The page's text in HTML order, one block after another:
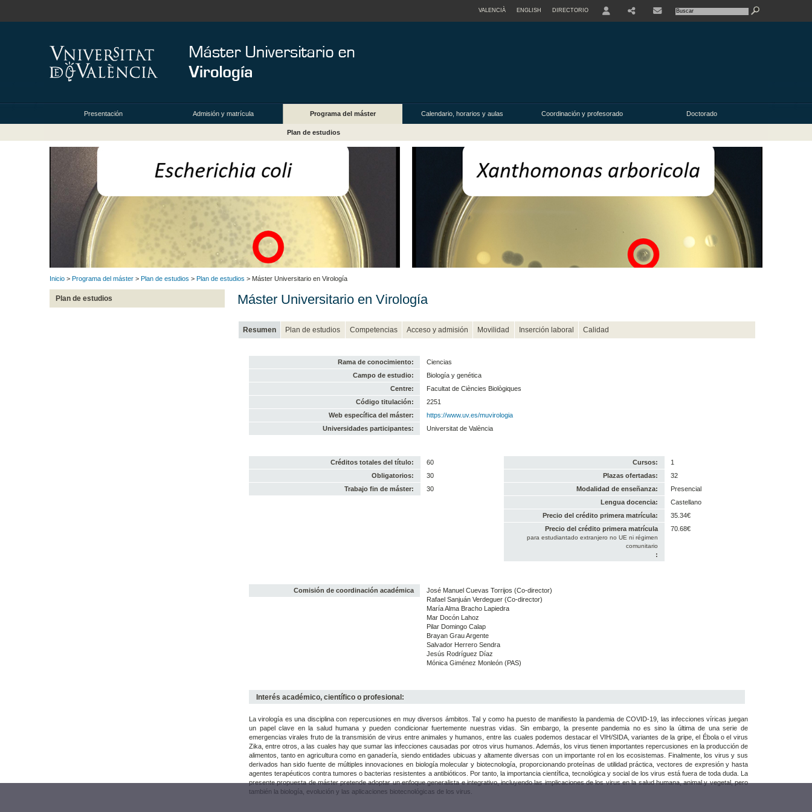
VALENCIÀ ENGLISH DIRECTORIO
Presentación Admisión y matrícula Programa del máster Calendario, horarios y aulas Coordinación y profesorado Doctorado
Plan de estudios
Inicio > Programa del máster > Plan de estudios > Plan de estudios > Máster Universitario en Virología
Plan de estudios Máster Universitario en Virología
Resumen Plan de estudios Competencias Acceso y admisión Movilidad Inserción laboral Calidad
Rama de conocimiento:
Ciencias
Campo de estudio:
Biología y genética
Centre:
Facultat de Ciències Biològiques
Código titulación:
2251
Web específica del máster:
https://www.uv.es/muvirologia
Universidades participantes:
Universitat de València
Créditos totales del título:
60
Obligatorios:
30
Trabajo fin de máster:
30
Cursos:
1
Plazas ofertadas:
32
Modalidad de enseñanza:
Presencial
Lengua docencia:
Castellano
Precio del crédito primera matrícula:
35.34€
Precio del crédito primera matrícula
para estudiantado extranjero no UE ni régimen
comunitario
:
70.68€
Comisión de coordinación académica
José Manuel Cuevas Torrijos (Co-director)
Rafael Sanjuán Verdeguer (Co-director)
María Alma Bracho Lapiedra
Mar Docón Lahoz
Pilar Domingo Calap
Brayan Grau Argente
Salvador Herrero Sendra
Jesús Rodríguez Díaz
Mónica Giménez Monleón (PAS)
Interés académico, científico o profesional:
La virología es una disciplina con repercusiones en muy diversos ámbitos. Tal y como ha puesto de manifiesto la pandemia de COVID-19, las infecciones víricas juegan
un papel clave en la salud humana y pueden condicionar fuertemente nuestras vidas. Sin embargo, la presente pandemia no es sino la última de una serie de
emergencias virales fruto de la transmisión de virus entre animales y humanos, entre las cuales podemos destacar el VIH/SIDA, variantes de la gripe, el Ébola o el virus
Zika, entre otros, a las cuales hay que sumar las infecciones causadas por otros virus humanos. Además, los virus tienen importantes repercusiones en la producción de
alimentos, tanto en agricultura como en ganadería, siendo entidades ubicuas y altamente diversas con un importante rol en los ecosistemas. Finalmente, los virus y sus
derivados han sido fuente de múltiples innovaciones en biología molecular y biotecnología, proporcionando proteínas de utilidad práctica, vectores de expresión y hasta
agentes terapéuticos contra tumores o bacterias resistentes a antibióticos. Por tanto, la importancia científica, tecnológica y social de los virus está fuera de toda duda. La
presente propuesta de máster pretende adoptar un enfoque generalista e integrativo, incluyendo las implicaciones de los virus en la salud humana, animal y vegetal, pero
también la biología, evolución y las aplicaciones biotecnológicas de los virus.